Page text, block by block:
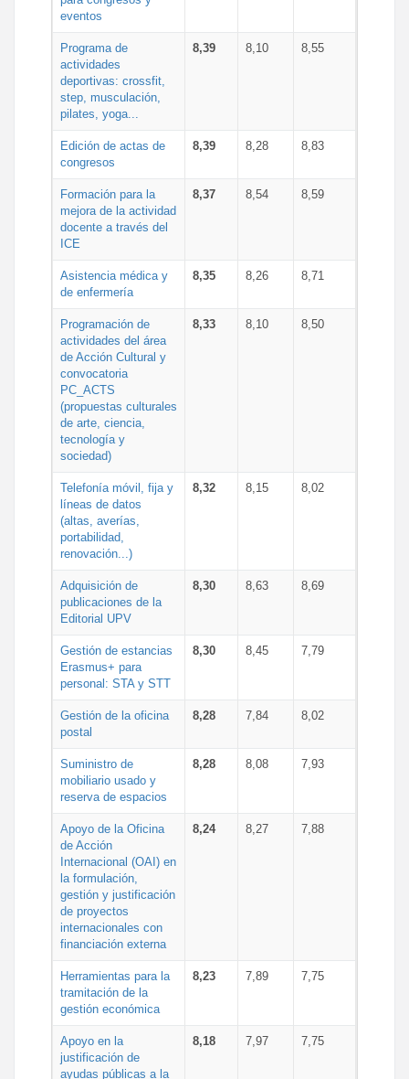
eventos
Programa de
actividades
deportivas: crossfit,
step, musculación,
pilates, yoga...
8,39 8,10 8,55
Edición de actas de
congresos
8,39 8,28 8,83
Formación para la
mejora de la actividad
docente a través del
ICE
8,37 8,54 8,59
Asistencia médica y
de enfermería
8,35 8,26 8,71
Programación de
actividades del área
de Acción Cultural y
convocatoria
PC_ACTS
(propuestas culturales
de arte, ciencia,
tecnología y
sociedad)
8,33 8,10 8,50
Telefonía móvil, fija y
líneas de datos
(altas, averías,
portabilidad,
renovación...)
8,32 8,15 8,02
Adquisición de
publicaciones de la
Editorial UPV
8,30 8,63 8,69
Gestión de estancias
Erasmus+ para
personal: STA y STT
8,30 8,45 7,79
Gestión de la oficina
postal
8,28 7,84 8,02
Suministro de
mobiliario usado y
reserva de espacios
8,28 8,08 7,93
Apoyo de la Oficina
de Acción
Internacional (OAI) en
la formulación,
gestión y justificación
de proyectos
internacionales con
financiación externa
8,24 8,27 7,88
Herramientas para la
tramitación de la
gestión económica
8,23 7,89 7,75
Apoyo en la
justificación de
ayudas públicas a la
8,18 7,97 7,75